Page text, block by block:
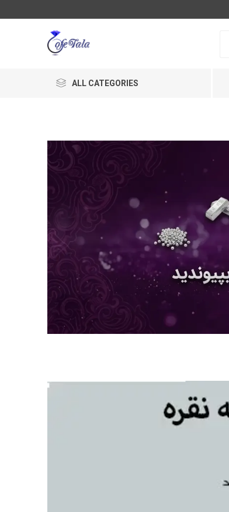
ALL CATEGORIES